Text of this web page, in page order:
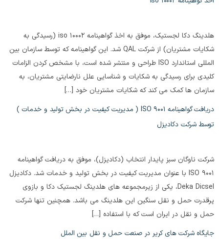
هلدینگ دکا لجستیک، موفق به اخذ گواهینامه iso 10002 (رسیدگی به
شکایات مشتریان) از شرکت QAL شد. این گواهینامه که توسط سازمان بین
المللی استاندارد ISO طراحی و منتشر شده است، با مشخص کردن الزامات
کلیدی برای رسیدگی به شکایات و شناسایی علل نارضایتی مشتریان، به
سازمان ها کمک می کند که شکایات مشتریان خود […]
دریافت گواهینامه ISO 9001 ( مدیریت کیفیت در بخش تولید و خدمات )
توسط شرکت دکادیزل
شرکت ناوگان سبز پایدار انتخاب (دکادیزل)، موفق به دریافت گواهینامه
ISO 9001 با عنوان مدیریت کیفیت در بخش تولید و خدمات شد. دکادیزل
Deka Dicsel، یکی از زیرمجموعه های هلدینگ لجستیک دکا و بازوی
پرقدرت حمل و نقل سنگین این هلدینگ می باشد. همچنین تنها شرکت
حمل و نقل در ایران است که با استفاده […]
جایگاه شرکت های کریر در صنعت حمل و نقل بین الملل